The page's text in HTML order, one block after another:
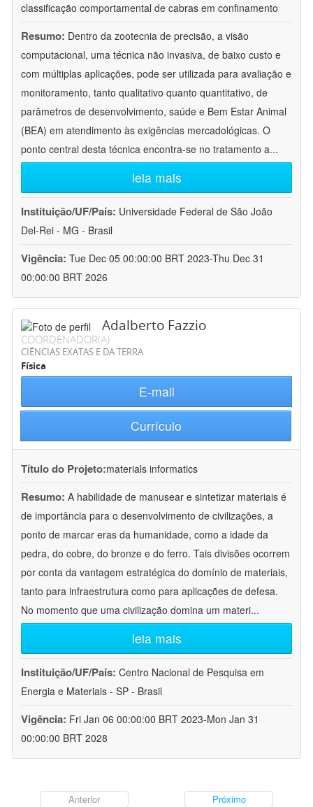
classificação comportamental de cabras em confinamento
Resumo: Dentro da zootecnia de precisão, a visão
computacional, uma técnica não invasiva, de baixo custo e
com múltiplas aplicações, pode ser utilizada para avaliação e
monitoramento, tanto qualitativo quanto quantitativo, de
parâmetros de desenvolvimento, saúde e Bem Estar Animal
(BEA) em atendimento às exigências mercadológicas. O
ponto central desta técnica encontra-se no tratamento a...
leia mais
Instituição/UF/País: Universidade Federal de São João
Del-Rei - MG - Brasil
Vigência: Tue Dec 05 00:00:00 BRT 2023-Thu Dec 31
00:00:00 BRT 2026
Adalberto Fazzio
COORDENADOR(A)
CIÊNCIAS EXATAS E DA TERRA
Física
E-mail
Currículo
Título do Projeto:materials informatics
Resumo: A habilidade de manusear e sintetizar materiais é
de importância para o desenvolvimento de civilizações, a
ponto de marcar eras da humanidade, como a idade da
pedra, do cobre, do bronze e do ferro. Tais divisões ocorrem
por conta da vantagem estratégica do domínio de materiais,
tanto para infraestrutura como para aplicações de defesa.
No momento que uma civilização domina um materi...
leia mais
Instituição/UF/País: Centro Nacional de Pesquisa em
Energia e Materiais - SP - Brasil
Vigência: Fri Jan 06 00:00:00 BRT 2023-Mon Jan 31
00:00:00 BRT 2028
Anterior Próximo